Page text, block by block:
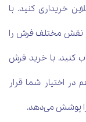
خریداری کنید. با
نقش مختلف فرش را
کنید. با خرید فرش
8 ساله کتبی هم در اختیار شما قرار
را پوشش می‌دهد.